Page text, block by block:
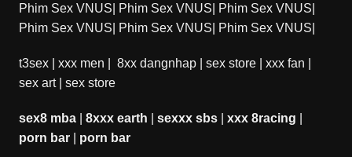
Phim Sex VNUS
Phim Sex VNUS Phim Sex VNUS
Phim Sex VNUS
Phim Sex VNUS Phim Sex VNUS
t3sex| xxx men 8xx dangnhap| sex store| xxx fan
sex art| sex store
sex8 mba| 8xxx earth sexxx sbs| xxx 8racing
porn bar| porn bar